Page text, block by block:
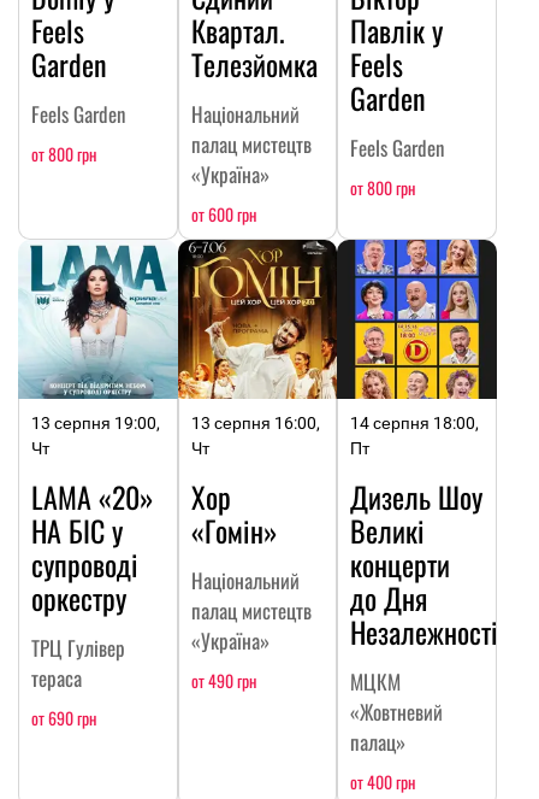
Feels
Garden
Feels Garden
от 800 грн
Квартал.
Телезйомка
Національний
палац мистецтв
«Україна»
от 600 грн
Павлік у
Feels
Garden
Feels Garden
от 800 грн
13 серпня 19:00,
Чт
LAMA «20»
НА БІС у
супроводі
оркестру
ТРЦ Гулівер
тераса
от 690 грн
13 серпня 16:00,
Чт
Хор
«Гомін»
Національний
палац мистецтв
«Україна»
от 490 грн
14 серпня 18:00,
Пт
Дизель Шоу
Великі
концерти
до Дня
Незалежності
МЦКМ
«Жовтневий
палац»
от 400 грн